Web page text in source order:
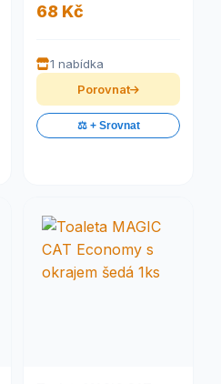
68 Kč
1 nabídka
Porovnat
⚖️ + Srovnat